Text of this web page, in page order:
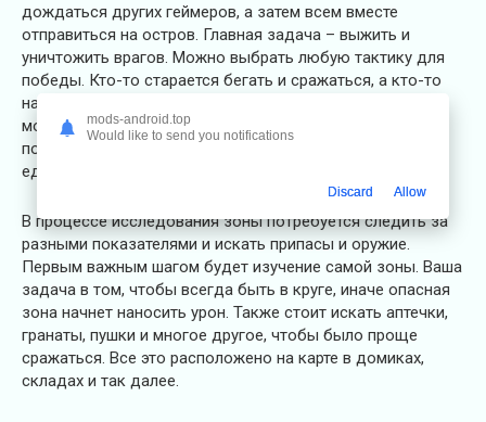
дождаться других геймеров, а затем всем вместе
отправиться на остров. Главная задача – выжить и
уничтожить врагов. Можно выбрать любую тактику для
победы. Кто-то старается бегать и сражаться, а кто-то
наоборот решает затаиться и выждать удобного
момента. В целом, победит тот, кто уничтожит
последнего соперника на карте и останется
единственным королем!
В процессе исследования зоны потребуется следить за
разными показателями и искать припасы и оружие.
Первым важным шагом будет изучение самой зоны. Ваша
задача в том, чтобы всегда быть в круге, иначе опасная
зона начнет наносить урон. Также стоит искать аптечки,
гранаты, пушки и многое другое, чтобы было проще
сражаться. Все это расположено на карте в домиках,
складах и так далее.
mods-android.top
Would like to send you notifications
Discard Allow